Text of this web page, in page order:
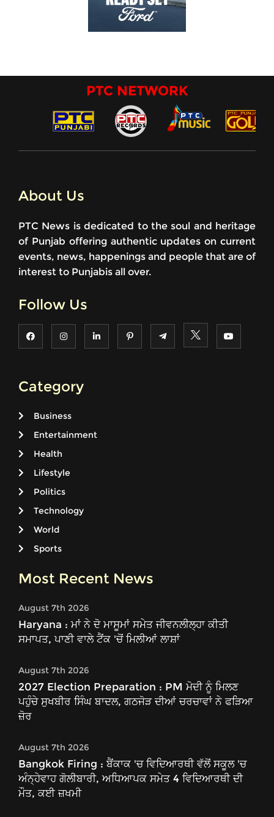
PTC NETWORK
About Us
PTC News is dedicated to the soul and heritage
of Punjab offering authentic updates on current
events, news, happenings and people that are of
interest to Punjabis all over.
Follow Us
Category
Business
Entertainment
Health
Lifestyle
Politics
Technology
World
Sports
Most Recent News
August 7th 2026
Haryana : ਮਾਂ ਨੇ ਦੋ ਮਾਸੂਮਾਂ ਸਮੇਤ ਜੀਵਨਲੀਲ੍ਹਾ ਕੀਤੀ
ਸਮਾਪਤ, ਪਾਣੀ ਵਾਲੇ ਟੈਂਕ 'ਚੋਂ ਮਿਲੀਆਂ ਲਾਸ਼ਾਂ
August 7th 2026
2027 Election Preparation : PM ਮੋਦੀ ਨੂੰ ਮਿਲਣ
ਪਹੁੰਚੇ ਸੁਖਬੀਰ ਸਿੰਘ ਬਾਦਲ, ਗਠਜੋੜ ਦੀਆਂ ਚਰਚਾਵਾਂ ਨੇ ਫੜਿਆ
ਜ਼ੋਰ
August 7th 2026
Bangkok Firing : ਬੈਂਕਾਕ 'ਚ ਵਿਦਿਆਰਥੀ ਵੱਲੋਂ ਸਕੂਲ 'ਚ
ਅੰਨ੍ਹੇਵਾਹ ਗੋਲੀਬਾਰੀ, ਅਧਿਆਪਕ ਸਮੇਤ 4 ਵਿਦਿਆਰਥੀ ਦੀ
ਮੌਤ, ਕਈ ਜ਼ਖਮੀ